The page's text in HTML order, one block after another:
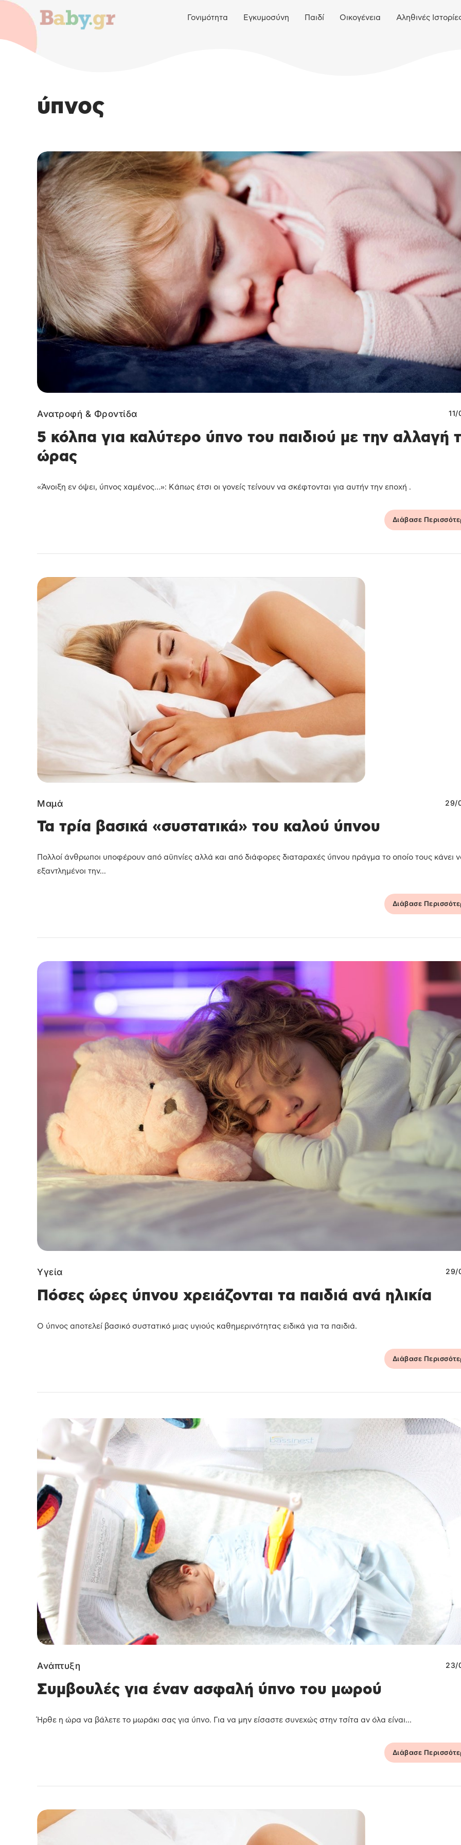
Γονιμότητα Εγκυμοσύνη Παιδί Οικογένεια Αληθινές
ύπνος
Ανατροφή & Φροντίδα
5 κόλπα για καλύτερο ύπνο του παιδιού με την αλλαγή
ώρας
«Άνοιξη εν όψει, ύπνος χαμένος…»: Κάπως έτσι οι γονείς τείνουν να σκέφτονται για αυτήν την εποχή .
Διάβασε
Μαμά 29/
Τα τρία βασικά «συστατικά» του καλού ύπνου
Πολλοί άνθρωποι υποφέρουν από αϋπνίες αλλά και από διάφορες διαταραχές ύπνου πράγμα το οποίο τους κάνει
εξαντλημένοι την...
Διάβασε
Υγεία 29/
Πόσες ώρες ύπνου χρειάζονται τα παιδιά ανά ηλικία
Ο ύπνος αποτελεί βασικό συστατικό μιας υγιούς καθημερινότητας ειδικά για τα παιδιά.
Διάβασε
Ανάπτυξη 23/
Συμβουλές για έναν ασφαλή ύπνο του μωρού
Ήρθε η ώρα να βάλετε το μωράκι σας για ύπνο. Για να μην είσαστε συνεχώς στην τσίτα αν όλα είναι...
Διάβασε